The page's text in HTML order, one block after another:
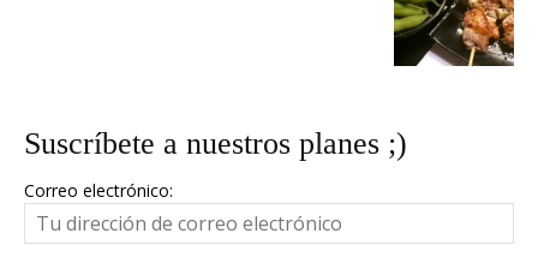
Suscríbete a nuestros planes ;)
Correo electrónico: